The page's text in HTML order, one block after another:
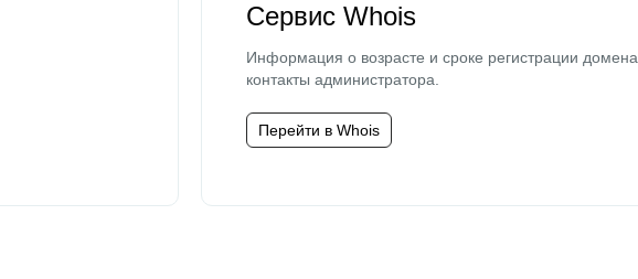
Сервис Whois
Информация о возрасте и сроке регистрации домена,
контакты администратора.
Перейти в Whois